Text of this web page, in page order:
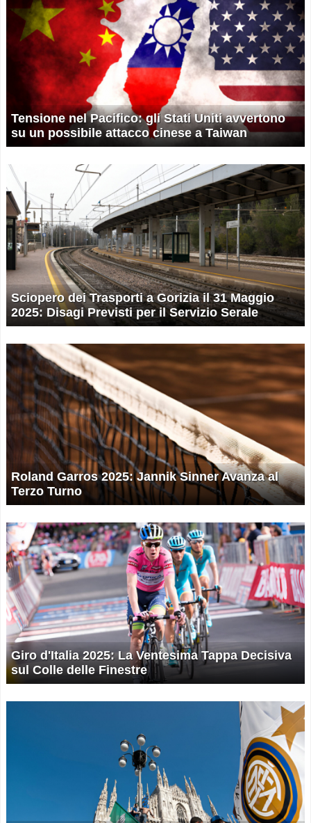
Tensione nel Pacifico: gli Stati Uniti avvertono
su un possibile attacco cinese a Taiwan
Sciopero dei Trasporti a Gorizia il 31 Maggio
2025: Disagi Previsti per il Servizio Serale
Roland Garros 2025: Jannik Sinner Avanza al
Terzo Turno
Giro d'Italia 2025: La Ventesima Tappa Decisiva
sul Colle delle Finestre